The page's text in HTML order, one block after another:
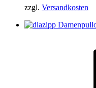
zzgl. Versandkosten